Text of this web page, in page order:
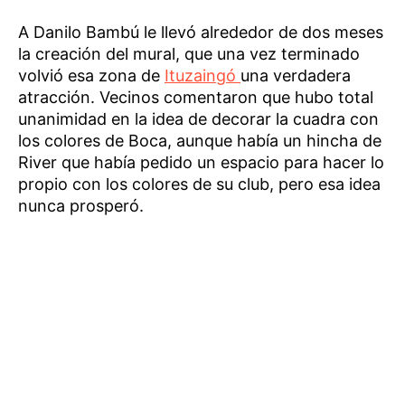
A Danilo Bambú le llevó alrededor de dos meses
la creación del mural, que una vez terminado
volvió esa zona de Ituzaingó una verdadera
atracción. Vecinos comentaron que hubo total
unanimidad en la idea de decorar la cuadra con
los colores de Boca, aunque había un hincha de
River que había pedido un espacio para hacer lo
propio con los colores de su club, pero esa idea
nunca prosperó.